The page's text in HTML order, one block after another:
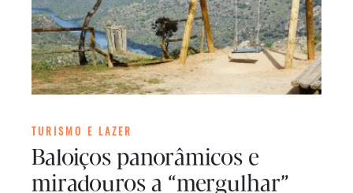
TURISMO E LAZER
Baloiços panorâmicos e
miradouros a “mergulhar”